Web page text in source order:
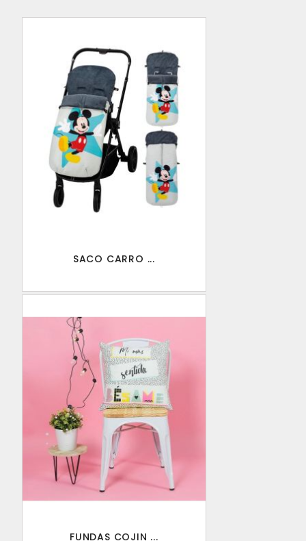
SACO CARRO ...
FUNDAS COJIN ...